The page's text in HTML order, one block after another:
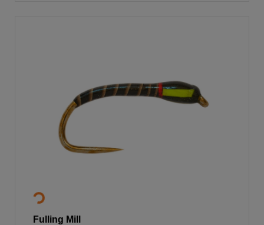
Fulling Mill